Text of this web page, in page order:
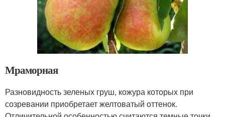
Мраморная
Разновидность зеленых груш, кожура которых при
созревании приобретает желтоватый оттенок.